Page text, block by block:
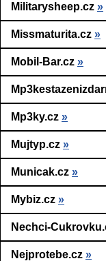
Militarysheep.cz »
Missmaturita.cz »
Mobil-Bar.cz »
Mp3ky.cz »
Mujtyp.cz »
Municak.cz »
Mybiz.cz »
Nechci-
Nejprotebe.cz »